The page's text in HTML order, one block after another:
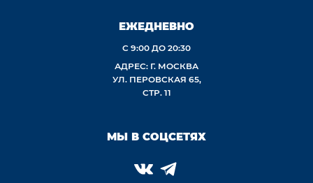
ЕЖЕДНЕВНО
С 9:00 ДО 20:30
АДРЕС: Г. МОСКВА
УЛ. ПЕРОВСКАЯ 65,
СТР. 11
МЫ В СОЦСЕТЯХ